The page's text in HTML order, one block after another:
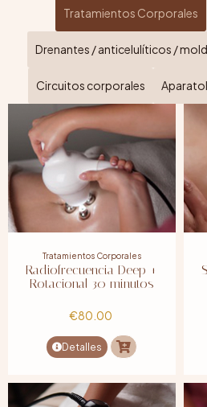
Tratamientos Corporales
Drenantes / anticelulíticos /
Circuitos corporales
Tratamientos Corporales
Radiofrecuencia Deep +
Rotacional 30 minutos
€80.00
Detalles